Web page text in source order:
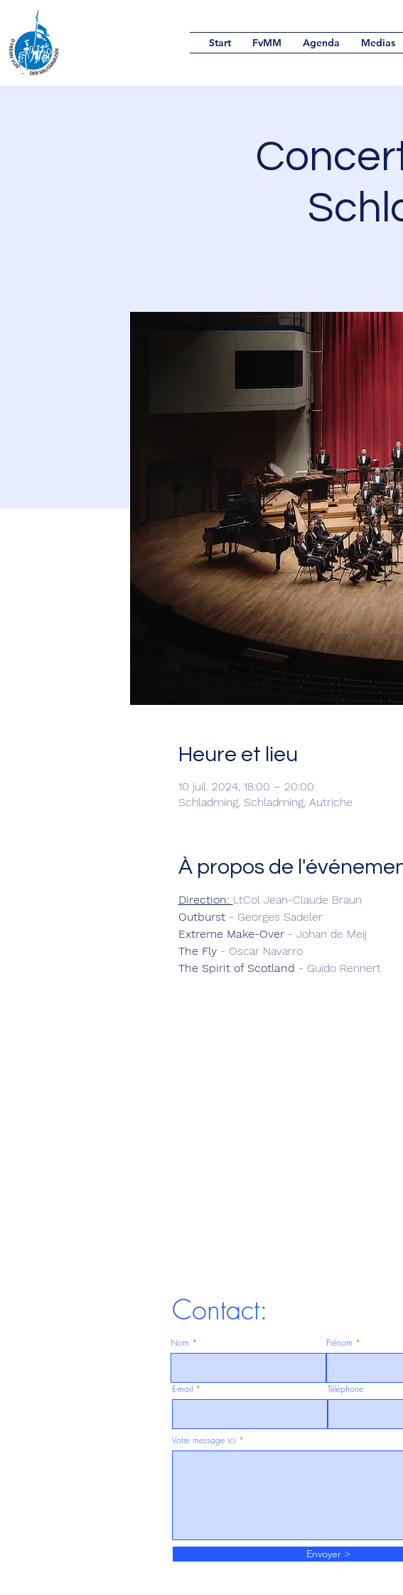
Start FvMM Agenda Medias
Heure et lieu
10 juil. 2024, 18:00 – 20:00
Schladming, Schladming, Autriche
À propos de
Direction: LtCol Jean-Claude Braun
Outburst - Georges Sadeler
Extreme Make-Over - Johan de Meij
The Fly - Oscar Navarro
The Spirit of Scotland - Guido Rennert
Contact:
Nom Prénom
E-mail Téléphone
Votre message ici
Envoyer >